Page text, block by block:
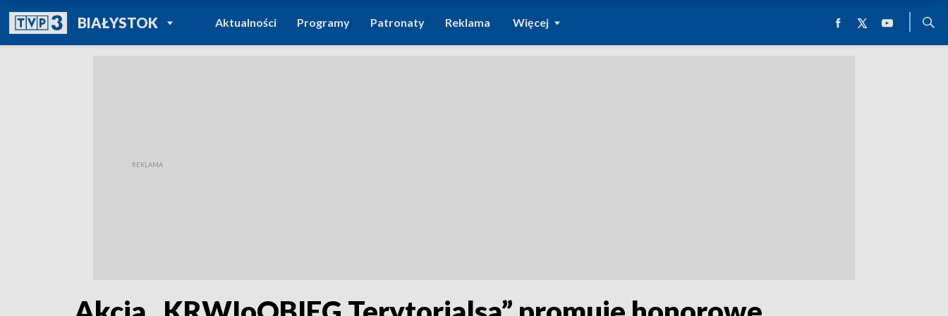
BIAŁYSTOKPOWRÓT DO
TVP REGIONY
Aktualności Programy Patronaty Reklama Więcej